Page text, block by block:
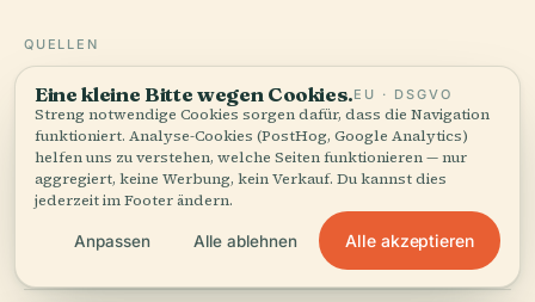
QUELLEN
Geprüftund gezeigt.
Recherchiert und verfasst vom Audiala-Redaktionsteam
aus historischen Aufzeichnungen, architektonischen
Archiven und lokalem Wissen.
Zuletzt überprüft: April 2026
Eine kleine Bitte wegen Cookies.EU · DSGVO
Streng notwendige Cookies sorgen dafür, dass die Navigation
funktioniert. Analyse-Cookies (PostHog, Google Analytics)
helfen uns zu verstehen, welche Seiten funktionieren — nur
aggregiert, keine Werbung, kein Verkauf. Du kannst dies
jederzeit im Footer ändern.
Anpassen Alle ablehnen Alle akzeptieren